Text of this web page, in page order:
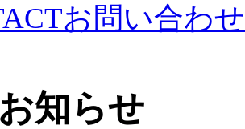
お問い合わせ
お知らせ